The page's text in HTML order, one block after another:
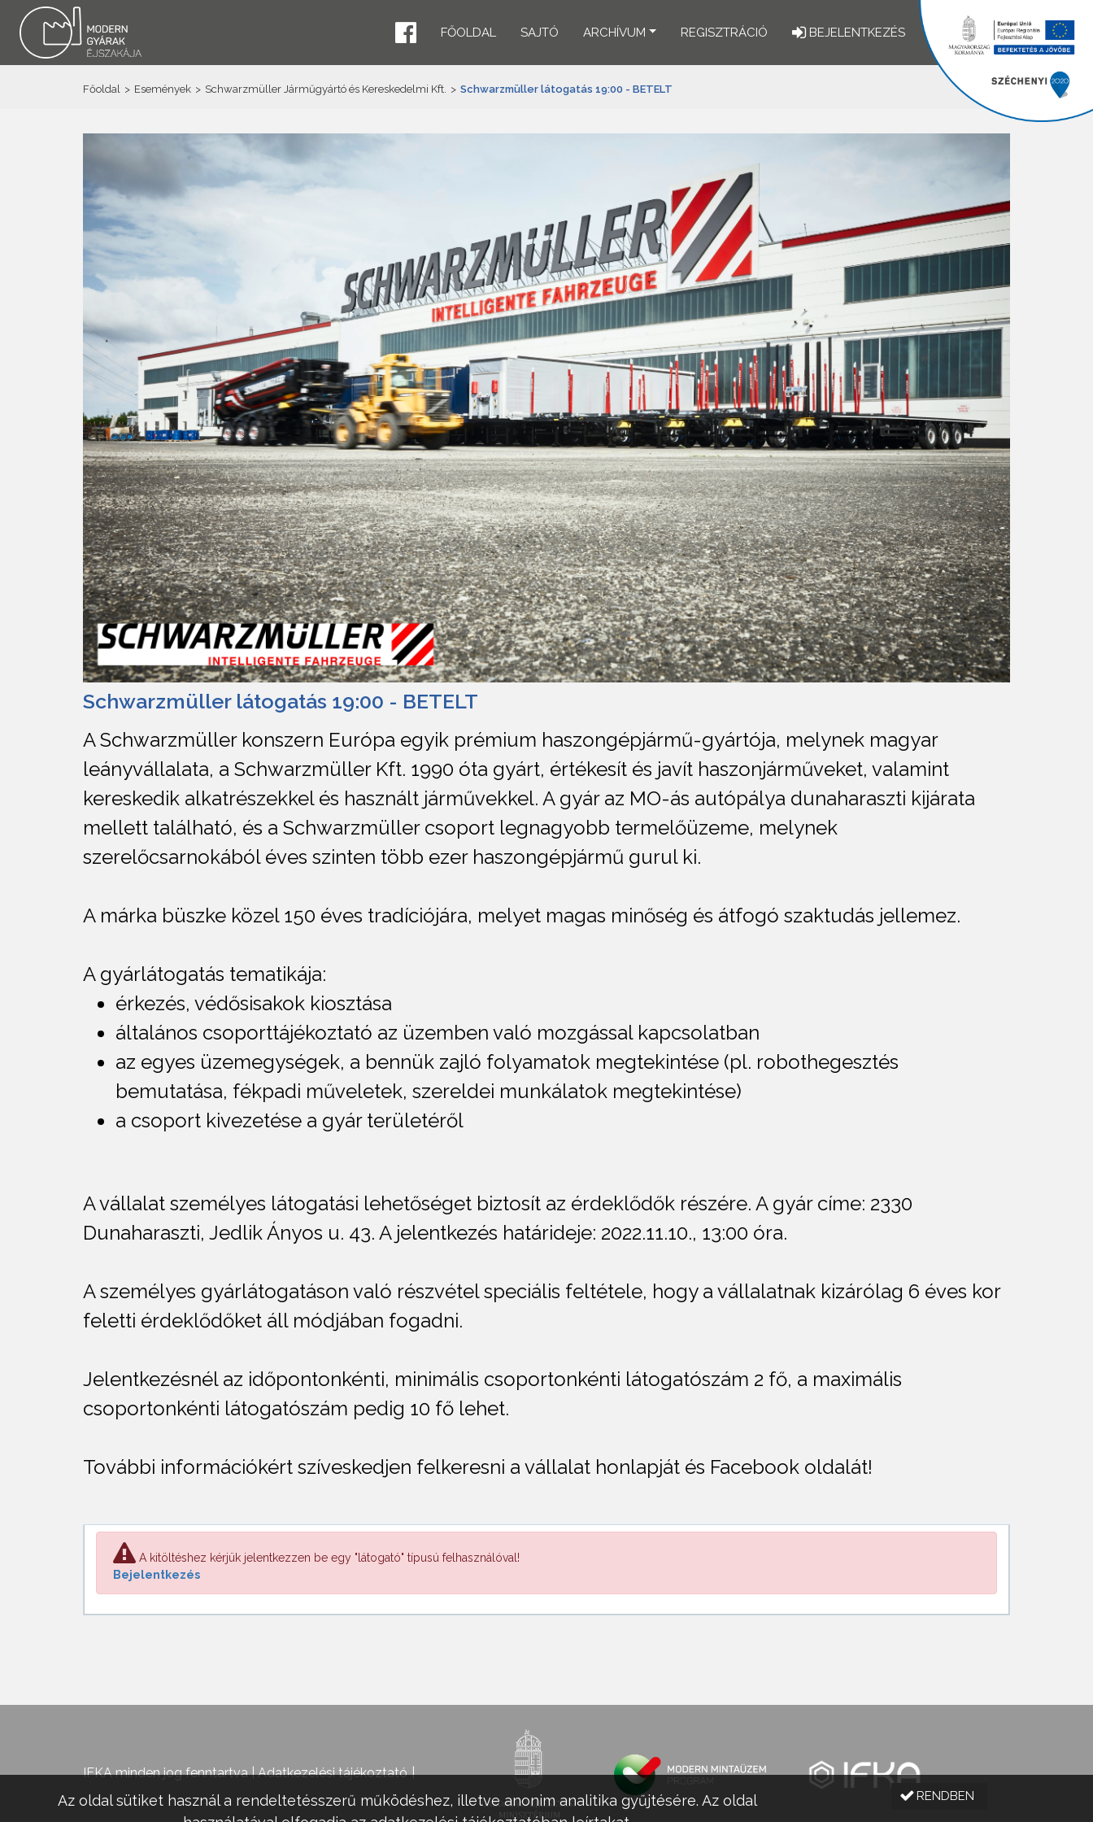
FŐOLDAL SAJTÓ ARCHÍVUM REGISZTRÁCIÓ BEJELENTKEZÉS
Főoldal > Események > Schwarzmüller Járműgyártó és Kereskedelmi Kft. > Schwarzmüller látogatás 19:00 - BETELT
Schwarzmüller látogatás 19:00 - BETELT
A Schwarzmüller konszern Európa egyik prémium haszongépjármű-gyártója, melynek magyar
leányvállalata, a Schwarzmüller Kft. 1990 óta gyárt, értékesít és javít haszonjárműveket, valamint
kereskedik alkatrészekkel és használt járművekkel. A gyár az MO-ás autópálya dunaharaszti kijárata
mellett található, és a Schwarzmüller csoport legnagyobb termelőüzeme, melynek
szerelőcsarnokából éves szinten több ezer haszongépjármű gurul ki.
A márka büszke közel 150 éves tradíciójára, melyet magas minőség és átfogó szaktudás jellemez.
A gyárlátogatás tematikája:
érkezés, védősisakok kiosztása
általános csoporttájékoztató az üzemben való mozgással kapcsolatban
az egyes üzemegységek, a bennük zajló folyamatok megtekintése (pl. robothegesztés
bemutatása, fékpadi műveletek, szereldei munkálatok megtekintése)
a csoport kivezetése a gyár területéről
A vállalat személyes látogatási lehetőséget biztosít az érdeklődők részére. A gyár címe: 2330
Dunaharaszti, Jedlik Ányos u. 43. A jelentkezés határideje: 2022.11.10., 13:00 óra.
A személyes gyárlátogatáson való részvétel speciális feltétele, hogy a vállalatnak kizárólag 6 éves kor
feletti érdeklődőket áll módjában fogadni.
Jelentkezésnél az időpontonkénti, minimális csoportonkénti látogatószám 2 fő, a maximális
csoportonkénti látogatószám pedig 10 fő lehet.
További információkért szíveskedjen felkeresni a vállalat honlapját és Facebook oldalát!
A kitöltéshez kérjük jelentkezzen be egy "látogató" típusú felhasználóval!
Bejelentkezés
IFKA minden jog fenntartva |Adatkezelési tájékoztató
Az oldal sütiket használ a rendeltetésszerű működéshez, illetve anonim analitika gyűjtésére. Az oldal
RENDBEN